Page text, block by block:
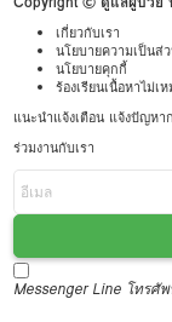
เกี่ยวกับเรา
นโยบายความเป็นส่
นโยบายคุกกี้
ร้องเรียนเนื้อหาไม่เ
แนะนำแจ้งเตือน แจ้งปัญหา
ร่วมงานกับเรา
Messenger Line โทรศั